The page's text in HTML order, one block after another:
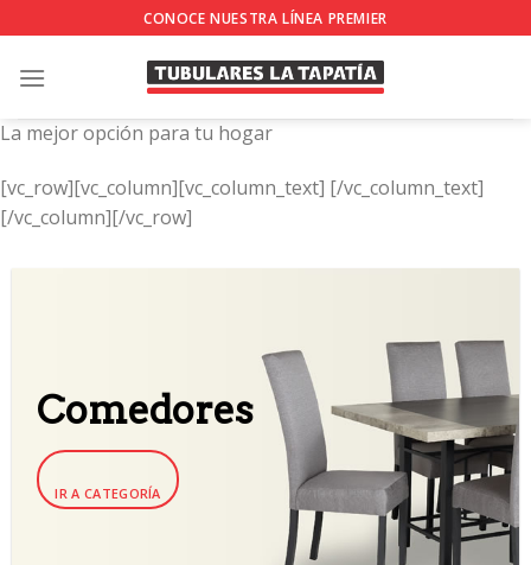
to
content
CONOCE NUESTRA LÍNEA PREMIER
La mejor opción para tu hogar
[vc_row][vc_column][vc_column_text] [/vc_column_text]
[/vc_column][/vc_row]
Comedores
IR A CATEGORÍA